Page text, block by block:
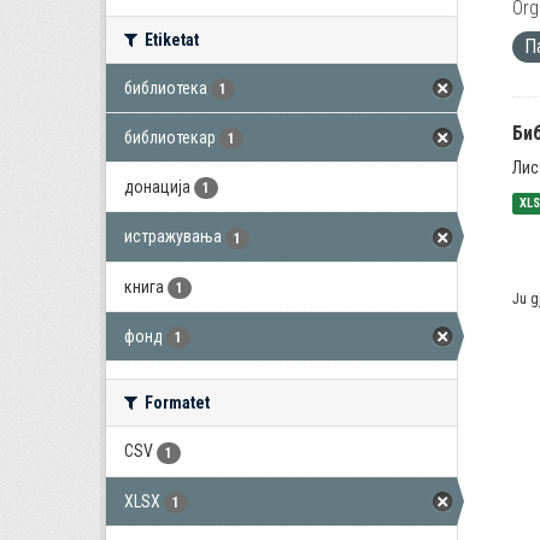
Etiketat
библиотека 1
библиотекар 1
донација 1
истражувања 1
книга 1
фонд 1
Formatet
CSV 1
XLSX 1
Ju